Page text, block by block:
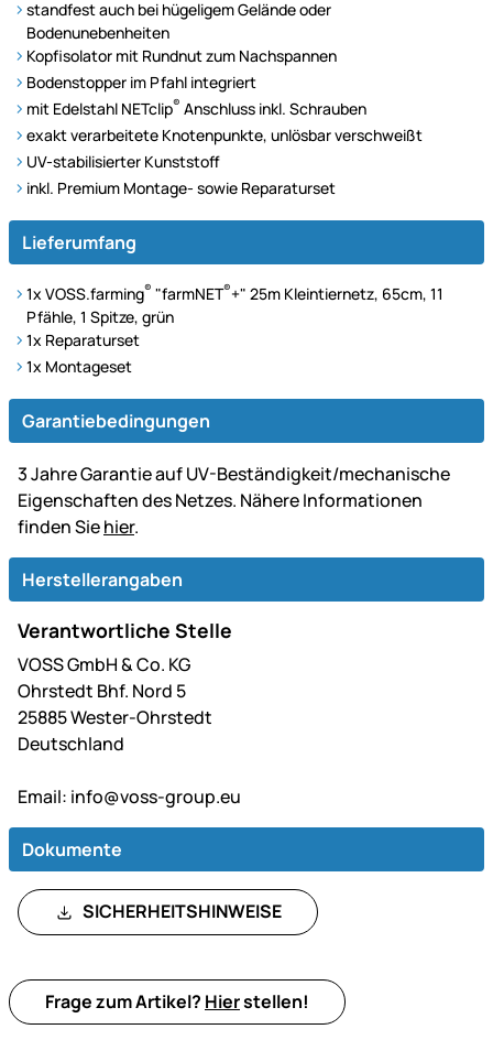
standfest auch bei hügeligem Gelände oder
Bodenunebenheiten
Kopfisolator mit Rundnut zum Nachspannen
Bodenstopper im Pfahl integriert
mit Edelstahl NETclip® Anschluss inkl. Schrauben
exakt verarbeitete Knotenpunkte, unlösbar verschweißt
UV-stabilisierter Kunststoff
inkl. Premium Montage- sowie Reparaturset
Lieferumfang
1x VOSS.farming® "farmNET®+" 25m Kleintiernetz, 65cm, 11
Pfähle, 1 Spitze, grün
1x Reparaturset
1x Montageset
Garantiebedingungen
3 Jahre Garantie auf UV-Beständigkeit/mechanische
Eigenschaften des Netzes. Nähere Informationen
finden Siehier.
Herstellerangaben
Verantwortliche Stelle
VOSS GmbH & Co. KG
Ohrstedt Bhf. Nord 5
25885 Wester-Ohrstedt
Deutschland
Email: info@voss-group.eu
Dokumente
SICHERHEITSHINWEISE
Frage zum Artikel? Hierstellen!